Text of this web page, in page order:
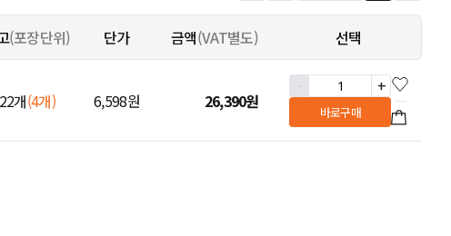
(포장단위) 단가 금액(VAT별도)
선택
22개(4개) 6,598원 26,390원
+
바로구매